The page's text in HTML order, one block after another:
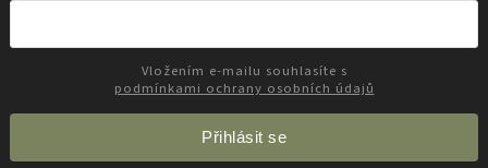
podmínkami ochrany osobních údajů
Přihlásit se